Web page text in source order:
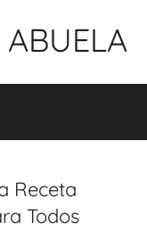
ABUELA
Receta
Todos